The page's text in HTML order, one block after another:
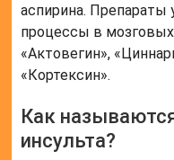
аспирина.
процессы в мозговых
«Актовегин»,
«Кортексин».
Как
инсульта?